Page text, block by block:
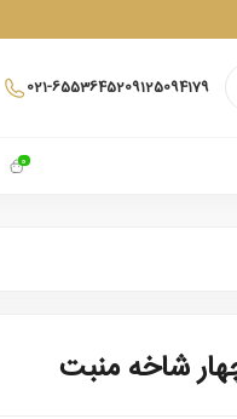
021-6553645209125094179
0
شاخه منبت